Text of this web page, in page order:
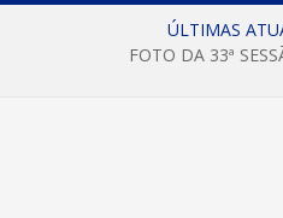
ÚLTIMAS
FOTO DA 33ª